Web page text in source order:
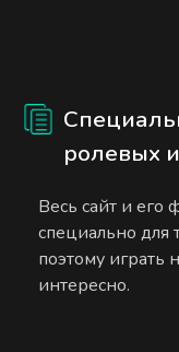
ролевых
Весь сайт и его
специально
поэтому играть
интересно.